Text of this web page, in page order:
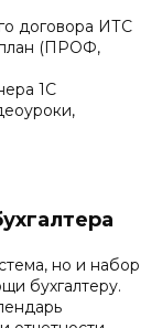
договора ИТС
(ПРОФ,
1С
но и набор
бухгалтеру.